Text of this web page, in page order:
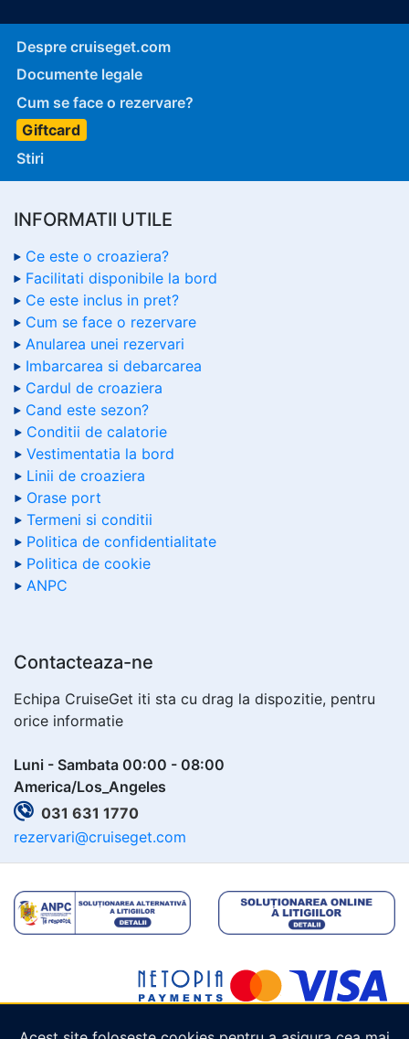
Despre cruiseget.com
Documente legale
Cum se face o rezervare?
Giftcard
Stiri
INFORMATII UTILE
Ce este o croaziera?
Facilitati disponibile la bord
Ce este inclus in pret?
Cum se face o rezervare
Anularea unei rezervari
Imbarcarea si debarcarea
Cardul de croaziera
Cand este sezon?
Conditii de calatorie
Vestimentatia la bord
Linii de croaziera
Orase port
Termeni si conditii
Politica de confidentialitate
Politica de cookie
ANPC
Contacteaza-ne
Echipa CruiseGet iti sta cu drag la dispozitie, pentru
orice informatie
Luni - Sambata 00:00 - 08:00
America/Los_Angeles
031 631 1770
rezervari@cruiseget.com